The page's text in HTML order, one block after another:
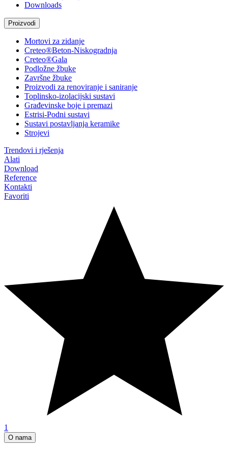
Downloads
Proizvodi
Mortovi za zidanje
Creteo®Beton-Niskogradnja
Creteo®Gala
Podložne žbuke
Završne žbuke
Proizvodi za renoviranje i saniranje
Toplinsko-izolacijski sustavi
Građevinske boje i premazi
Estrisi-Podni sustavi
Sustavi postavljanja keramike
Strojevi
Trendovi i rješenja
Alati
Download
Reference
Kontakti
Favoriti
1
O nama